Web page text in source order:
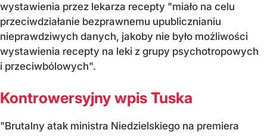
wystawienia przez lekarza recepty "miało na celu
przeciwdziałanie bezprawnemu upublicznianiu
nieprawdziwych danych, jakoby nie było możliwości
wystawienia recepty na leki z grupy psychotropowych
i przeciwbólowych".
Kontrowersyjny wpis Tuska
"Brutalny atak ministra Niedzielskiego na premiera